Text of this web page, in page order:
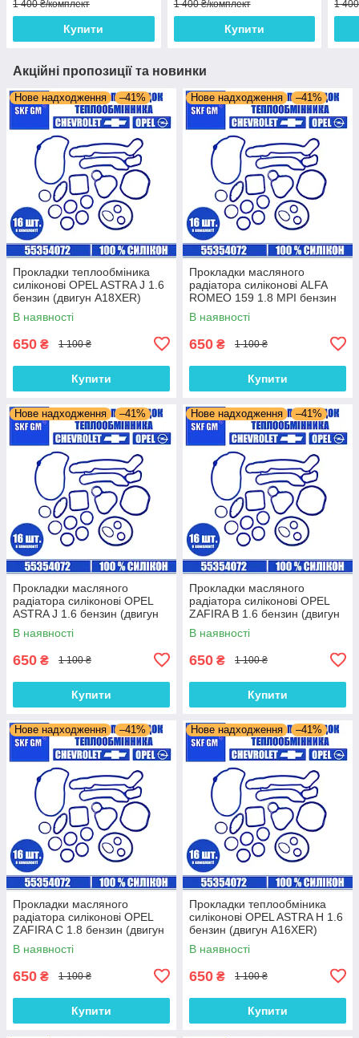
1 400 ₴/комплект
Купити
1 400 ₴/комплект
Купити
1
Акційні пропозиції та новинки
Нове надходження –41%
Прокладки теплообміника
силіконові OPEL ASTRA J 1.6
бензин (двигун A18XER)
комплект 16 шт.
В наявності
650 ₴ 1 100 ₴
Купити
Нове надходження –41%
Прокладки масляного
радіатора силіконові ALFA
ROMEO 159 1.8 MPI бензин
(двигун 939A4.000) комплект
16 шт.
В наявності
650 ₴ 1 100 ₴
Купити
Нове надходження –41%
Прокладки масляного
радіатора силіконові OPEL
ASTRA J 1.6 бензин (двигун
A18XER) комплект 16 шт.
В наявності
650 ₴ 1 100 ₴
Купити
Нове надходження –41%
Прокладки масляного
радіатора силіконові OPEL
ZAFIRA B 1.6 бензин (двигун
Z16XER) комплект 16 шт.
В наявності
650 ₴ 1 100 ₴
Купити
Нове надходження –41%
Прокладки масляного
радіатора силіконові OPEL
ZAFIRA C 1.8 бензин (двигун
A18XEL) комплект 16 шт.
В наявності
650 ₴ 1 100 ₴
Купити
Нове надходження –41%
Прокладки теплообміника
силіконові OPEL ASTRA H 1.6
бензин (двигун A16XER)
комплект 16 шт.
В наявності
650 ₴ 1 100 ₴
Купити